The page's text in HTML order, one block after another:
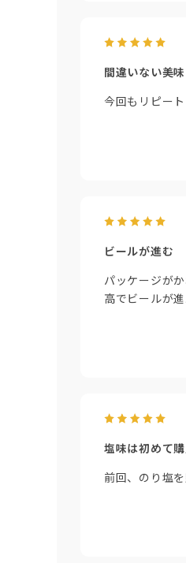
間違いない美
今回もリピー
ビールが進む
パッケージが
高でビールが
塩味は初めて
前回、のり塩